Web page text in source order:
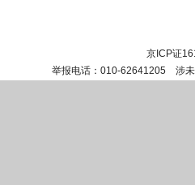
京ICP证
举报电话：010-62641205 涉未